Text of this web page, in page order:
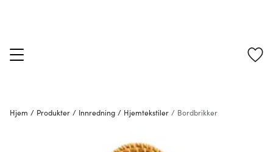
Hjem / Produkter / Innredning / Hjemtekstiler / Bordbrikker